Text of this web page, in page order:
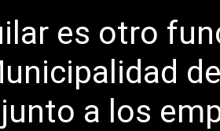
es otro
a los